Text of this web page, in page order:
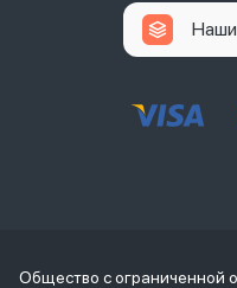
Общество с ограниченной